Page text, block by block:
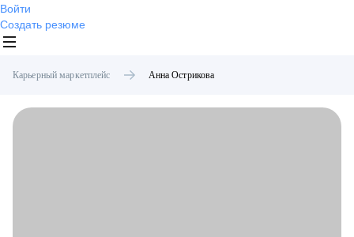
Войти
Создать резюме
Карьерный маркетплейс Анна Острикова